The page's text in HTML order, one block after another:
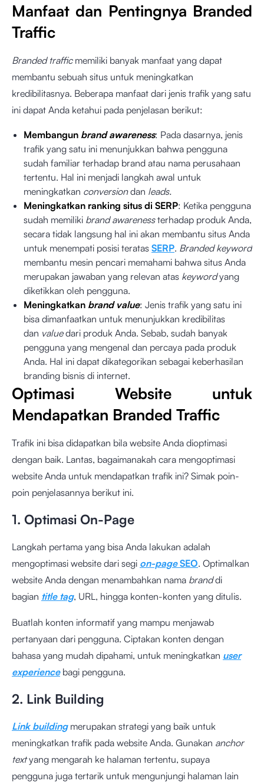
Manfaat dan Pentingnya Branded
Traffic
Branded trafficmemiliki banyak manfaat yang dapat
membantu sebuah situs untuk meningkatkan
kredibilitasnya. Beberapa manfaat dari jenis trafik yang satu
ini dapat Anda ketahui pada penjelasan berikut:
Membangun brand awareness: Pada dasarnya, jenis
trafik yang satu ini menunjukkan bahwa pengguna
sudah familiar terhadap brand atau nama perusahaan
tertentu. Hal ini menjadi langkah awal untuk
meningkatkan conversiondan leads.
Meningkatkan ranking situs di SERP: Ketika pengguna
sudah memiliki brand awarenessterhadap produk Anda,
secara tidak langsung hal ini akan membantu situs Anda
untuk menempati posisi teratas SERP. Branded keyword
membantu mesin pencari memahami bahwa situs Anda
merupakan jawaban yang relevan atas keywordyang
diketikkan oleh pengguna.
Meningkatkan brand value: Jenis trafik yang satu ini
bisa dimanfaatkan untuk menunjukkan kredibilitas
dan valuedari produk Anda. Sebab, sudah banyak
pengguna yang mengenal dan percaya pada produk
Anda. Hal ini dapat dikategorikan sebagai keberhasilan
branding bisnis di internet.
Optimasi Website untuk
Mendapatkan Branded Traffic
Trafik ini bisa didapatkan bila website Anda dioptimasi
dengan baik. Lantas, bagaimanakah cara mengoptimasi
website Anda untuk mendapatkan trafik ini? Simak poin-
poin penjelasannya berikut ini.
1. Optimasi On-Page
Langkah pertama yang bisa Anda lakukan adalah
mengoptimasi website dari segi on-pageSEO. Optimalkan
website Anda dengan menambahkan nama branddi
bagian title tag, URL, hingga konten-konten yang ditulis.
Buatlah konten informatif yang mampu menjawab
pertanyaan dari pengguna. Ciptakan konten dengan
bahasa yang mudah dipahami, untuk meningkatkan user
experiencebagi pengguna.
2. Link Building
Link buildingmerupakan strategi yang baik untuk
meningkatkan trafik pada website Anda. Gunakan anchor
textyang mengarah ke halaman tertentu, supaya
pengguna juga tertarik untuk mengunjungi halaman lain